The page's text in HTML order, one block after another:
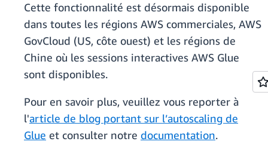
Cette fonctionnalité est désormais disponible
dans toutes les régions AWS commerciales, AWS
GovCloud (US, côte ouest) et les régions de
Chine où les sessions interactives AWS Glue
sont disponibles.
Pour en savoir plus, veuillez vous reporter à
l'article de blog portant sur l’autoscaling de
Glue et consulter notre documentation.